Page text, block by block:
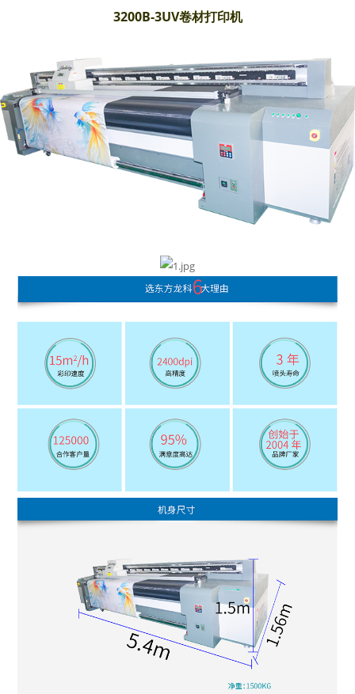
3200B-3UV卷材打印机